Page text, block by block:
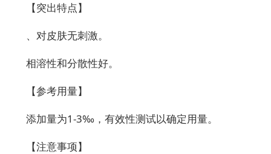
【突出特点】
、对皮肤无刺激。
相溶性和分散性好。
【参考用量】
添加量为1-3‰，有效性测试以确定用量。
【注意事项】